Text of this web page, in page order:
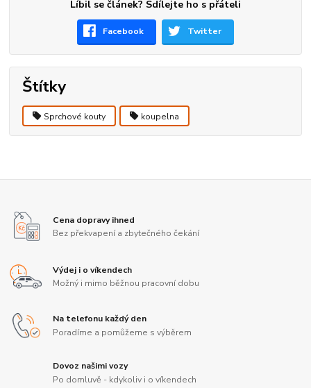
Líbil se článek? Sdílejte ho s přáteli
Facebook Twitter
Štítky
Sprchové kouty koupelna
Cena dopravy ihned
Bez překvapení a zbytečného čekání
Výdej i o víkendech
Možný i mimo běžnou pracovní dobu
Na telefonu každý den
Poradíme a pomůžeme s výběrem
Dovoz našimi vozy
Po domluvě - kdykoliv i o víkendech